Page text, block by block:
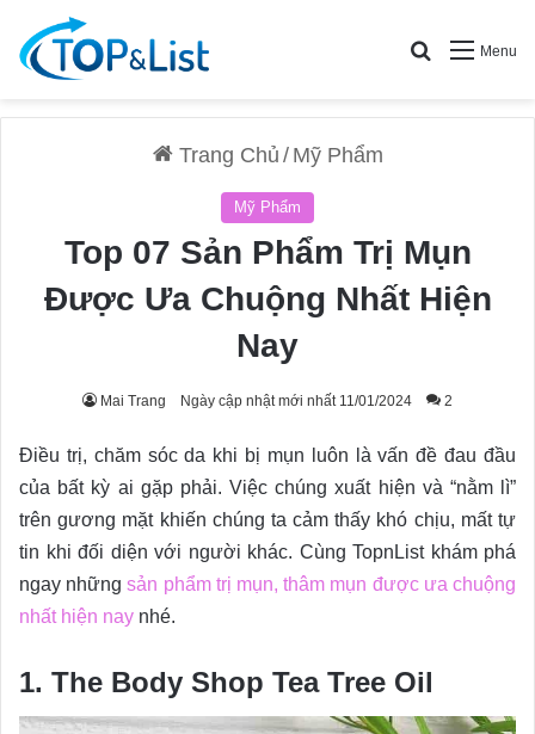
Menu
Search for
Trang Chủ / Mỹ Phẩm
Mỹ Phẩm
Top 07 Sản Phẩm Trị Mụn
Được Ưa Chuộng Nhất Hiện
Nay
Mai Trang Ngày cập nhật mới nhất 11/01/2024 2
Điều trị, chăm sóc da khi bị mụn luôn là vấn đề đau đầu
của bất kỳ ai gặp phải. Việc chúng xuất hiện và “nằm lì”
trên gương mặt khiến chúng ta cảm thấy khó chịu, mất tự
tin khi đối diện với người khác. Cùng TopnList khám phá
ngay nhữngsản phẩm trị mụn, thâm mụn được ưa chuộng
nhất hiện nay nhé.
1. The Body Shop Tea Tree Oil